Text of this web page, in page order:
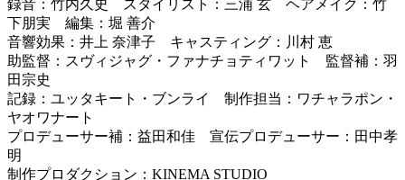
録音：竹内久史 スタイリスト：三浦 玄 ヘアメイク：竹
下朋実 編集：堀 善介
音響効果：井上 奈津子 キャスティング：川村 恵
助監督：スヴィジャグ・ファナチョティワット 監督補：羽
田宗史
記録：ユッタキート・ブンライ 制作担当：ワチャラポン・
ヤオワナート
プロデューサー補：益田和佳 宣伝プロデューサー：田中孝
明
制作プロダクション：KINEMA STUDIO